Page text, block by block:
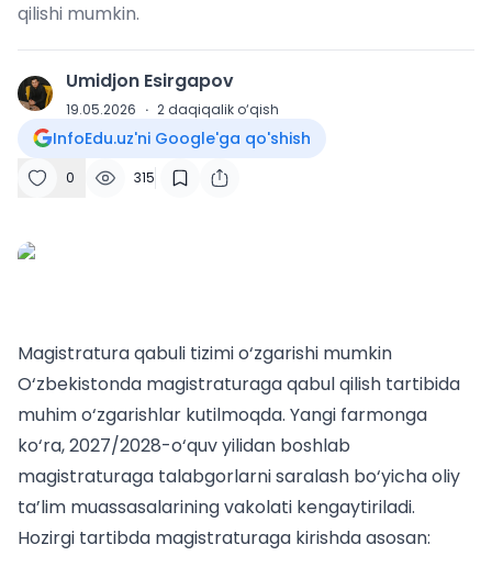
qilishi mumkin.
U Umidjon Esirgapov
19.05.2026 · 2 daqiqalik o‘qish
InfoEdu.uz'ni Google'ga qo'shish
0 315
Magistratura qabuli tizimi o‘zgarishi mumkin
O‘zbekistonda magistraturaga qabul qilish tartibida
muhim o‘zgarishlar kutilmoqda. Yangi farmonga
ko‘ra, 2027/2028-o‘quv yilidan boshlab
magistraturaga talabgorlarni saralash bo‘yicha oliy
ta’lim muassasalarining vakolati kengaytiriladi.
Hozirgi tartibda magistraturaga kirishda asosan: